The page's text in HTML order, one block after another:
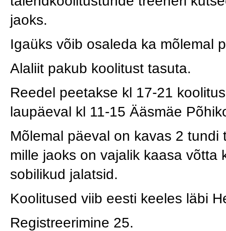
jaoks.
Igaüks võib osaleda ka mõlemal
Alaliit pakub koolitust tasuta.
Reedel peetakse kl 17-21
laupäeval kl 11-15 Ääsmäe
Mõlemal päeval on kavas 2
mille jaoks on vajalik kaasa võtta
sobilikud jalatsid.
Koolitused viib eesti keeles läbi
Registreerimine 25.